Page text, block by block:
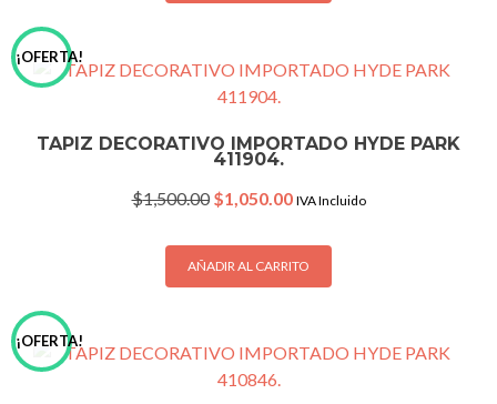
¡OFERTA!
TAPIZ DECORATIVO IMPORTADO HYDE PARK
411904.
$1,500.00 Original
was:
$1,500.00.
$1,050.00Current
is:
$1,050.00.
IVA Incluido
AÑADIR AL CARRITO
¡OFERTA!